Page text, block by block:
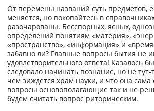
От перемены названий суть предметов,
меняется, но покопайтесь в
разочарованы. Бесспорных, ясных,
определений понятиям «материя»,
«пространство», «информация» и
забавно ли? Главные вопросы бытия не
удовлетворительного ответа! Казалось
следовало начинать познание, но не
чем зиждется храм науки, и что она сама
вопросы основополагающие так и не
будем считать вопрос риторическим.